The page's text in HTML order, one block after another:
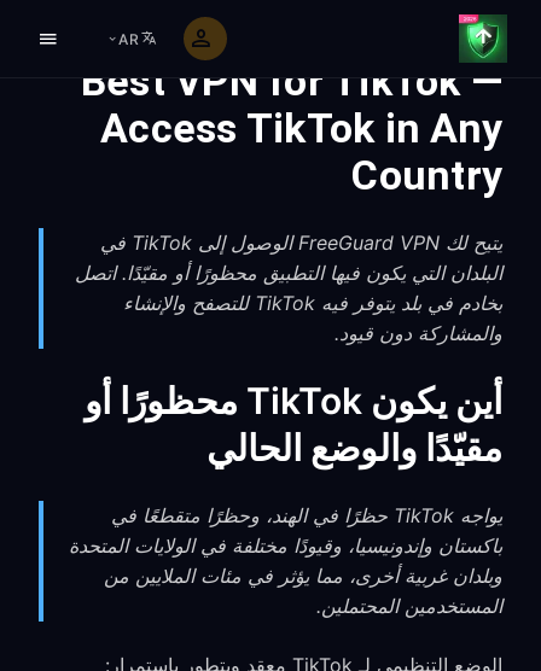
AR
Best VPN for TikTok —
Access TikTok in Any
Country
يتيح لك FreeGuard VPN الوصول إلى TikTok في
البلدان التي يكون فيها التطبيق محظورًا أو مقيّدًا. اتصل
بخادم في بلد يتوفر فيه TikTok للتصفح والإنشاء
والمشاركة دون قيود.
أين يكون TikTok محظورًا أو
مقيّدًا والوضع الحالي
يواجه TikTok حظرًا في الهند، وحظرًا متقطعًا في
باكستان وإندونيسيا، وقيودًا مختلفة في الولايات المتحدة
وبلدان غربية أخرى، مما يؤثر في مئات الملايين من
المستخدمين المحتملين.
الوضع التنظيمي لـ TikTok معقد ويتطور باستمرار: